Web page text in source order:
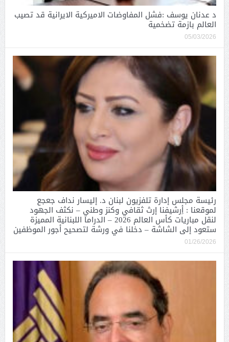
د عدنان يوسف :فشل المفاوضات الاميركية الايرانية قد تصيب
العالم بازمة تضخمية
05/03/2026
رئيسة مجلس إدارة تلفزيون لبنان د. إليسار نداف جعجع
لموقعنا : أِرشيفنا إرث ثقافي وكنز وطني – نكثف الجهود
لنقل مباريات كأس العالم 2026 – الدراما اللبنانية المميزة
ستعود إلى الشاشة – دخلنا في ورشة لتصحيح أجور الموظفين
01/26/2026